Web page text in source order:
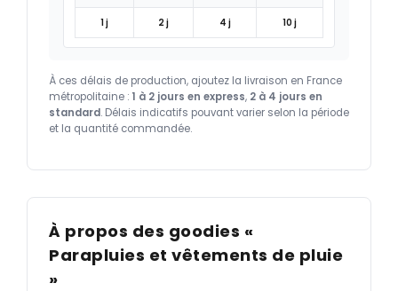
1 j 2 j 4 j 10 j
À ces délais de production, ajoutez la livraison en France
métropolitaine : 1 à 2 jours en express, 2 à 4 jours en
standard. Délais indicatifs pouvant varier selon la période
et la quantité commandée.
À propos des goodies «
Parapluies et vêtements de pluie
»